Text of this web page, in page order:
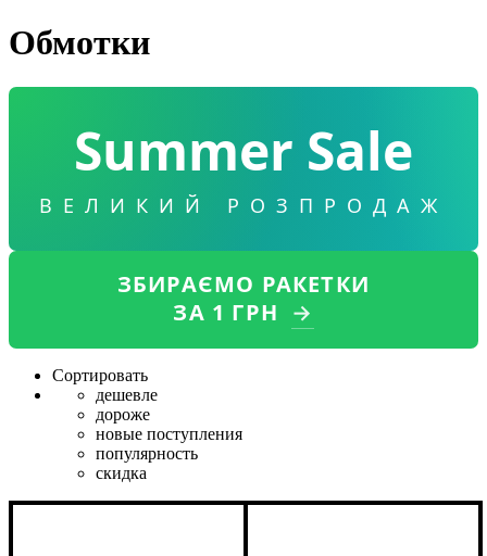
Обмотки
Summer Sale
ВЕЛИКИЙ РОЗПРОДАЖ
ЗБИРАЄМО РАКЕТКИ
ЗА 1 ГРН →
Сортировать
дешевле
дороже
новые поступления
популярность
скидка